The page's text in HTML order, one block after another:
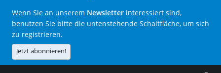
Wenn Sie an unserem Newsletter interessiert sind,
benutzen Sie bitte die untenstehende Schaltfläche, um sich
zu registrieren.
Jetzt abonnieren!